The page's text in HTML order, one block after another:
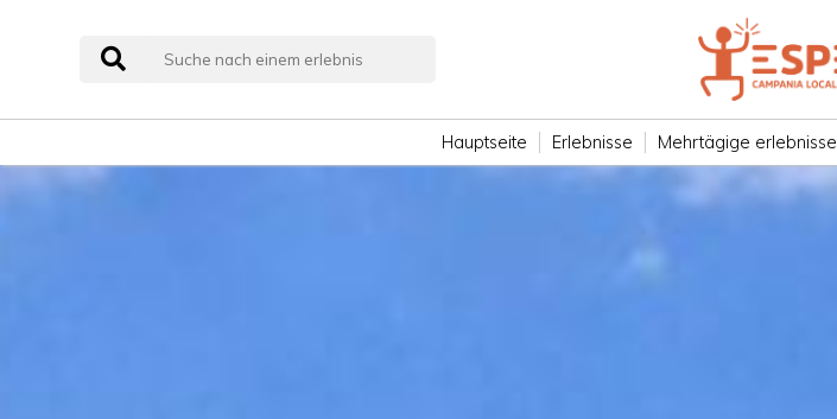
Hauptseite Erlebnisse Mehrtägige erlebnisse